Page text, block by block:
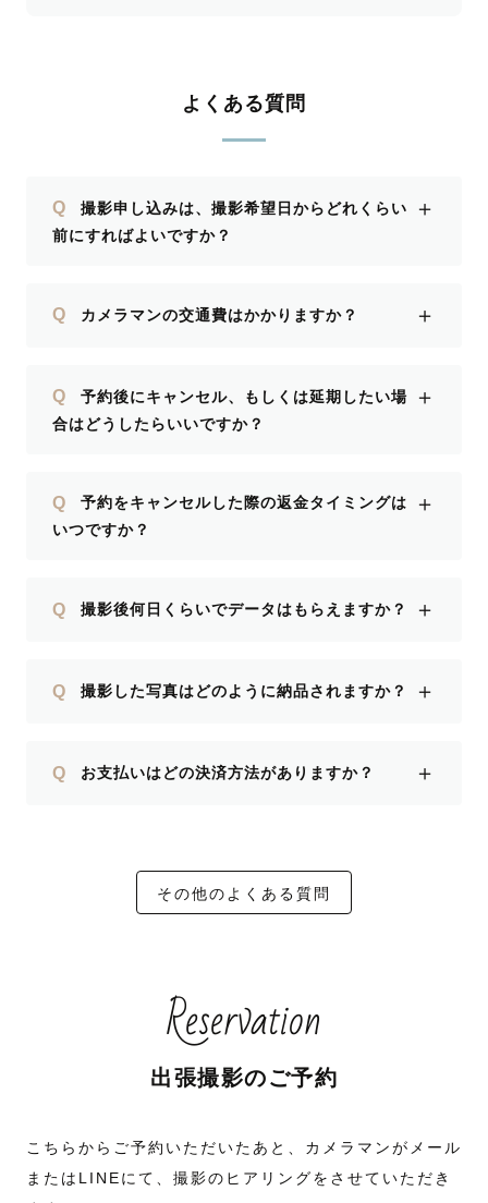
よくある質問
Q
撮影申し込みは、撮影希望日からどれくらい
前にすればよいですか？
＋
Q カメラマンの交通費はかかりますか？ ＋
Q
予約後にキャンセル、もしくは延期したい場
合はどうしたらいいですか？
＋
Q
予約をキャンセルした際の返金タイミングは
いつですか？
＋
Q 撮影後何日くらいでデータはもらえますか？ ＋
Q 撮影した写真はどのように納品されますか？ ＋
Q お支払いはどの決済方法がありますか？ ＋
その他のよくある質問
Reservation
出張撮影のご予約
こちらからご予約いただいたあと、カメラマンがメール
またはLINEにて、撮影のヒアリングをさせていただき